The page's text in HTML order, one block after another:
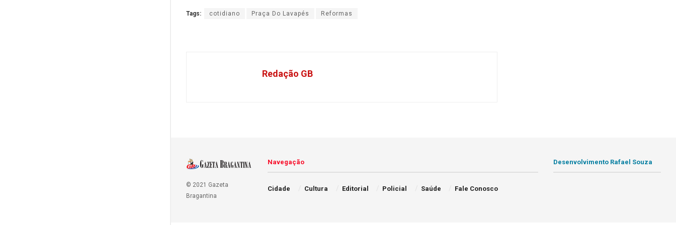
Tags: cotidiano Praça Do Lavapés Reformas
Redação GB
© 2021 Gazeta
Bragantina
Navegação
Cidade Cultura Editorial Policial Saúde Fale Conosco
Desenvolvimento Rafael Souza